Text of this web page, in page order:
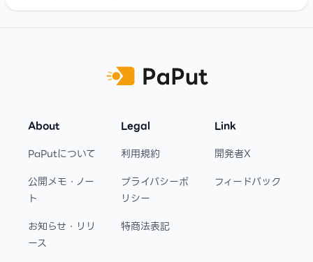
About
PaPutについて
公開メモ・ノー
ト
お知らせ・リリ
ース
Legal
利用規約
プライバシーポ
リシー
特商法表記
Link
開発者X
フィードバック